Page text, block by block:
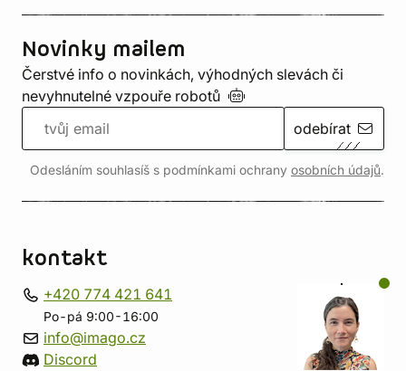
Novinky mailem
Čerstvé info o novinkách, výhodných slevách či
nevyhnutelné vzpouře robotů
odebírat
Odesláním souhlasíš s podmínkami ochrany osobních údajů.
kontakt
+420 774 421 641
Po-pá 9:00-16:00
info@imago.cz
Discord